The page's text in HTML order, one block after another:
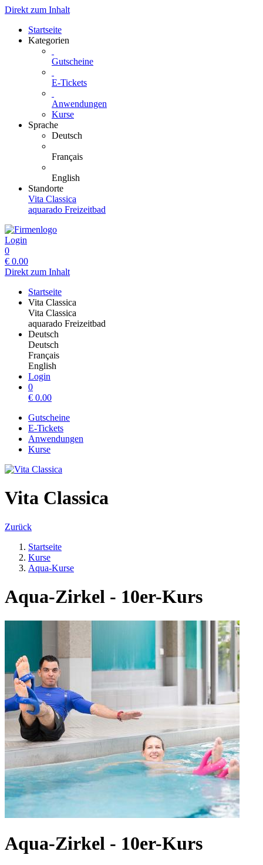
Direkt zum Inhalt
Startseite
Kategorien
Gutscheine
E-Tickets
Anwendungen
Kurse
Sprache
Deutsch
Français
English
Standorte
Vita Classica
aquarado Freizeitbad
Login
0
€ 0.00
Direkt zum Inhalt
Startseite
Vita Classica
Vita Classica
aquarado Freizeitbad
Deutsch
Deutsch
Français
English
Login
0
€ 0.00
Gutscheine
E-Tickets
Anwendungen
Kurse
Vita Classica
Zurück
Startseite
Kurse
Aqua-Kurse
Aqua-Zirkel - 10er-Kurs
Aqua-Zirkel - 10er-Kurs